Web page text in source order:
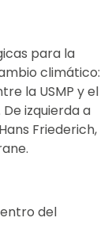
para la
climático:
la USMP y el
De izquierda a
Friederich,
del